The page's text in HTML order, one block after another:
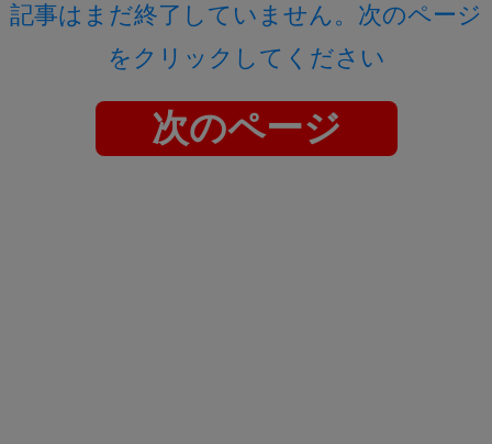
記事はまだ終了していません。次のページ
をクリックしてください
次のページ